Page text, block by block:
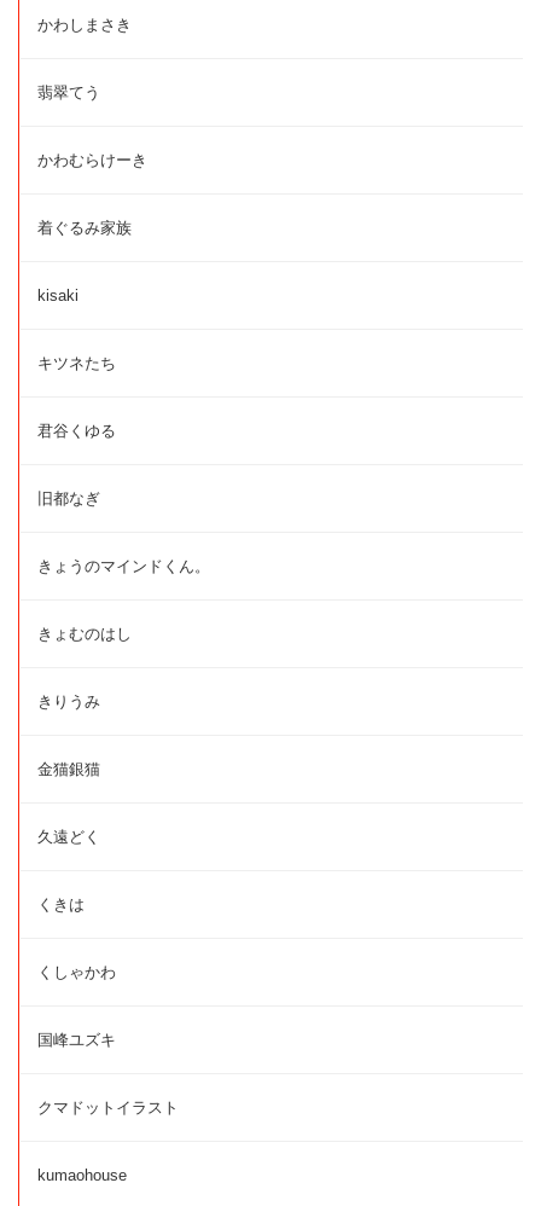
かわしまさき
翡翠てう
かわむらけーき
着ぐるみ家族
kisaki
キツネたち
君谷くゆる
旧都なぎ
きょうのマインドくん。
きょむのはし
きりうみ
金猫銀猫
久遠どく
くきは
くしゃかわ
国峰ユズキ
クマドットイラスト
kumaohouse